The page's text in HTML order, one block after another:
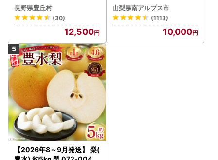
長野県豊丘村
(30)
12,500
！★＜2026年発送先行予
約＞絶品！南アルプス市産
シャインマスカット1.2kg A
LPAA003 | 人気 山梨産 高
評価 ランキング おすすめ |
山梨県南アルプス市
(1113)
10,000
【2026年8～9月発送】 梨(